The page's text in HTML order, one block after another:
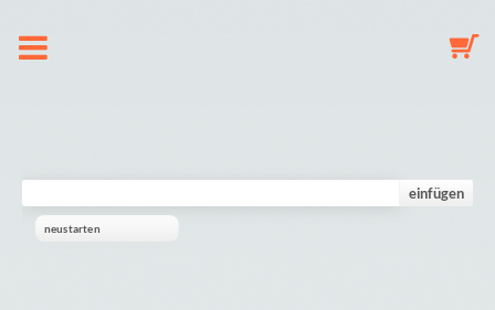
einfügen
neustarten